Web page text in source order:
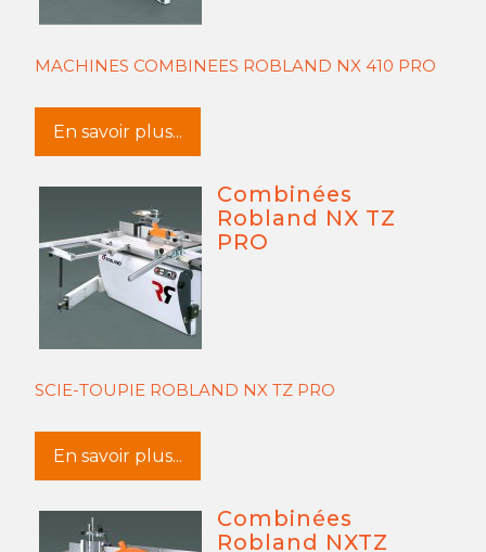
MACHINES COMBINEES ROBLAND NX 410 PRO
En savoir plus...
Combinées
Robland NX TZ
PRO
SCIE-TOUPIE ROBLAND NX TZ PRO
En savoir plus...
Combinées
Robland NXTZ